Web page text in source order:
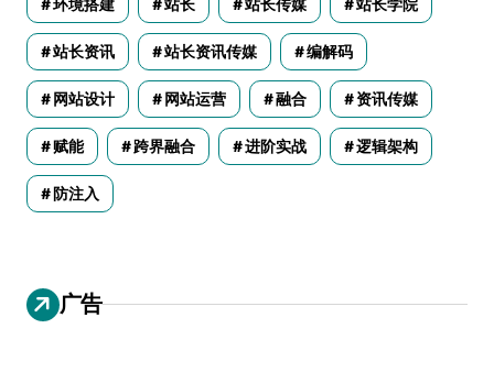
环境搭建 站长 站长传媒 站长学院
站长资讯 站长资讯传媒 编解码
网站设计 网站运营 融合 资讯传媒
赋能 跨界融合 进阶实战 逻辑架构
防注入
广告